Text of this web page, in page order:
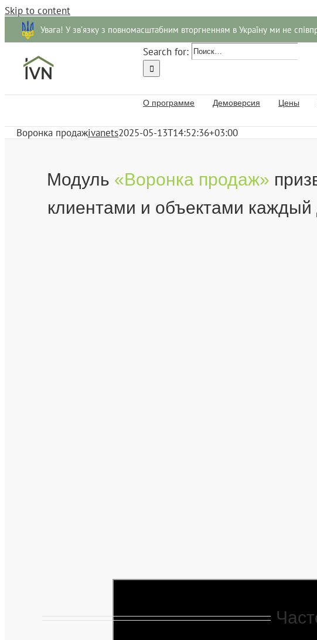
Skip to content
Увага! У зв’язку з повномасштабним вторгненням в Україну ми не
Search for:
О программе Демоверсия Цены
Воронка продажivanets2025-05-13T14:52:36+03:00
Модуль «Воронка продаж»
клиентами и объектами